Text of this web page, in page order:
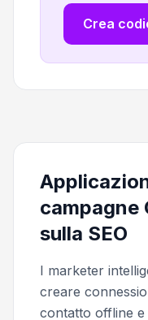
Crea
campagne
sulla SEO
I marketer
creare
contatto offline e